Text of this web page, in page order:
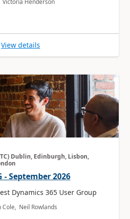
View details
Dublin, Edinburgh, Lisbon,
- September 2026
Dynamics 365 User Group
Neil Rowlands